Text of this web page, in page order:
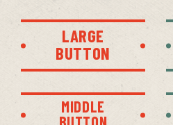
LARGE
BUTTON
MIDDLE